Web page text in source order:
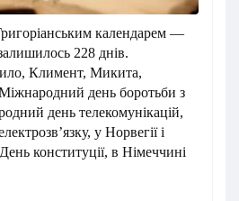
календарем —
228 днів.
Климент, Микита,
день боротьби з
день телекомунікацій,
у Норвегії і
конституції, в Німеччині